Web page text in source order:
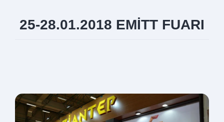
25-28.01.2018 EMİTT FUARI